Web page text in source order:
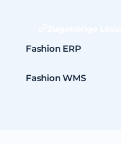
Fashion ERP
Fashion WMS